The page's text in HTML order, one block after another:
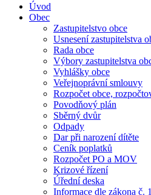
Úvod
Obec
Zastupitelstvo obce
Usnesení zastupitelstva
Rada obce
Výbory zastupitelstva
Vyhlášky obce
Veřejnoprávní smlouvy
Rozpočet obce,
Povodňový plán
Sběrný dvůr
Odpady
Dar při narození dítěte
Ceník poplatků
Rozpočet PO a MOV
Krizové řízení
Úřední deska
Informace dle zákona č.